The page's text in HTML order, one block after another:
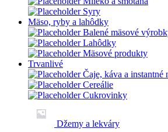
Syry
Mäso, ryby a lahôdky
Balené mäsové
Lahôdky
Mäsové produkty
Trvanlivé
Čaje, káva a instantné
Cereálie
Cukrovinky
Džemy a lekváry